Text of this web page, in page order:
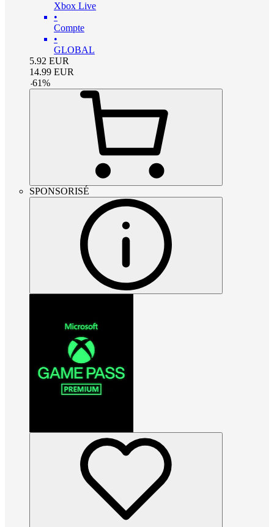
Xbox Live
•
Compte
•
GLOBAL
5.92 EUR
14.99 EUR
-61%
SPONSORISÉ